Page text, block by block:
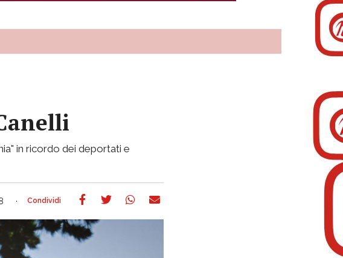
in ricordo dei deportati e